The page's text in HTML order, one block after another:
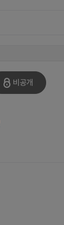
비공개